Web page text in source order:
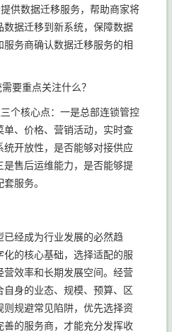
供数据迁移服务，帮助商家将
数据迁移到新系统，保障数据
务商确认数据迁移服务的相
要重点关注什么？
个核心点：一是总部连锁管控
、价格、营销活动，实时查
开放性，是否能够对接供应
售后运维能力，是否能够提
服务。
经成为行业发展的必然趋
的核心基础，选择适配的服
效率和长期发展空间。经营
身的业态、规模、预算、区
规避常见陷阱，优先选择资
善的服务商，才能充分发挥收